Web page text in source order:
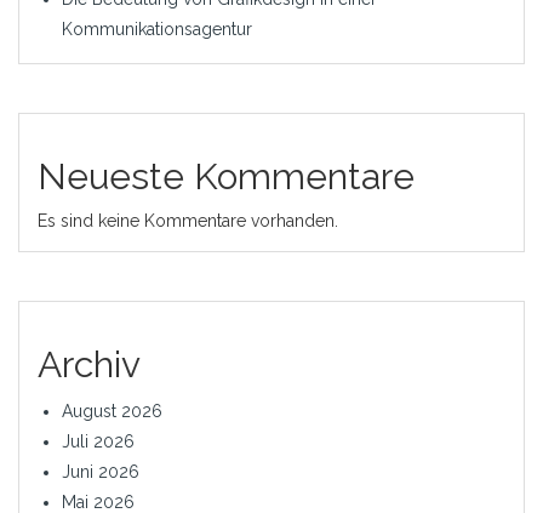
Kommunikationsagentur
Neueste Kommentare
Es sind keine Kommentare vorhanden.
Archiv
August 2026
Juli 2026
Juni 2026
Mai 2026